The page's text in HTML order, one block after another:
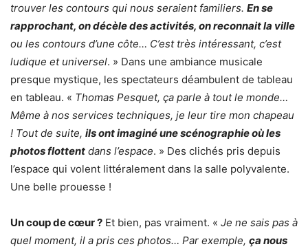
trouver les contours qui nous seraient familiers. En se
rapprochant, on décèle des activités, on reconnait la ville
ou les contours d’une côte… C’est très intéressant, c’est
ludique et universel. » Dans une ambiance musicale
presque mystique, les spectateurs déambulent de tableau
en tableau. « Thomas Pesquet, ça parle à tout le monde…
Même à nos services techniques, je leur tire mon chapeau
! Tout de suite, ils ont imaginé une scénographie où les
photos flottent dans l’espace. » Des clichés pris depuis
l’espace qui volent littéralement dans la salle polyvalente.
Une belle prouesse !
Un coup de cœur ? Et bien, pas vraiment. « Je ne sais pas à
quel moment, il a pris ces photos… Par exemple, ça nous